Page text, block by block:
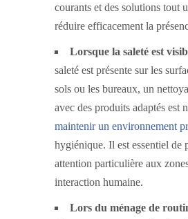
courants et des solutions tout
réduire efficacement la
Lorsque la saleté est
saleté est présente sur les
sols ou les bureaux, un
avec des produits adaptés est
maintenir un environnement
hygiénique. Il est essentiel de
attention particulière aux
interaction humaine.
Lors du ménage de